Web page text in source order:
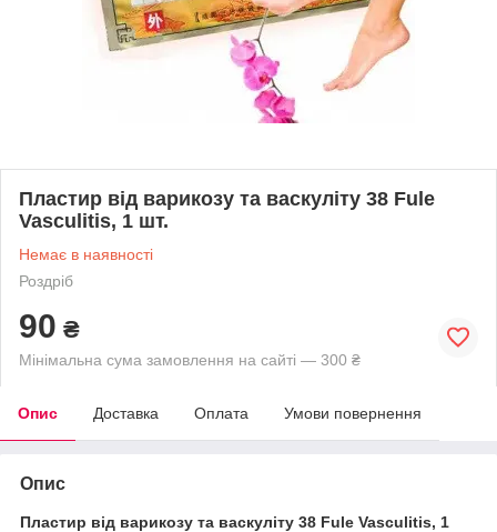
Пластир від варикозу та васкуліту 38 Fule
Vasculitis, 1 шт.
Немає в наявності
Роздріб
90 ₴
Мінімальна сума замовлення на сайті — 300 ₴
Опис Доставка Оплата Умови повернення
Опис
Пластир від варикозу та васкуліту 38 Fule Vasculitis, 1